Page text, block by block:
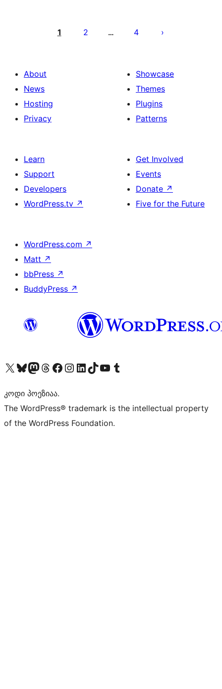
გვერდებათ
1 2 … 4
About
News
Hosting
Privacy
Showcase
Themes
Plugins
Patterns
Learn
Support
Developers
WordPress.tv ↗
Get Involved
Events
Donate ↗
Five for the Future
WordPress.com ↗
Matt ↗
bbPress ↗
BuddyPress ↗
Visit our X (formerly Twitter) account
Visit our Bluesky account
Visit our Mastodon account
Visit our Threads account
Visit our Facebook page
Visit our Instagram account
Visit our LinkedIn account
Visit our TikTok account
Visit our YouTube channel
Visit our Tumblr account
კოდი პოეზიაა.
The WordPress® trademark is the intellectual property
of the WordPress Foundation.